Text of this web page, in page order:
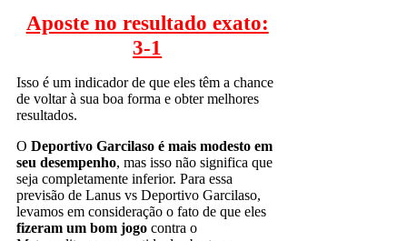
Aposte no resultado exato:
3-1
Isso é um indicador de que eles têm a chance
de voltar à sua boa forma e obter melhores
resultados.
O Deportivo Garcilaso é mais modesto em
seu desempenho, mas isso não significa que
seja completamente inferior. Para essa
previsão de Lanus vs Deportivo Garcilaso,
levamos em consideração o fato de que eles
fizeram um bom jogo contra o